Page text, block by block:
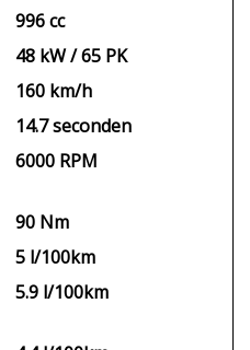
996 cc
48 kW / 65 PK
160 km/h
14.7 seconden
6000 RPM
90 Nm
5 l/100km
5.9 l/100km